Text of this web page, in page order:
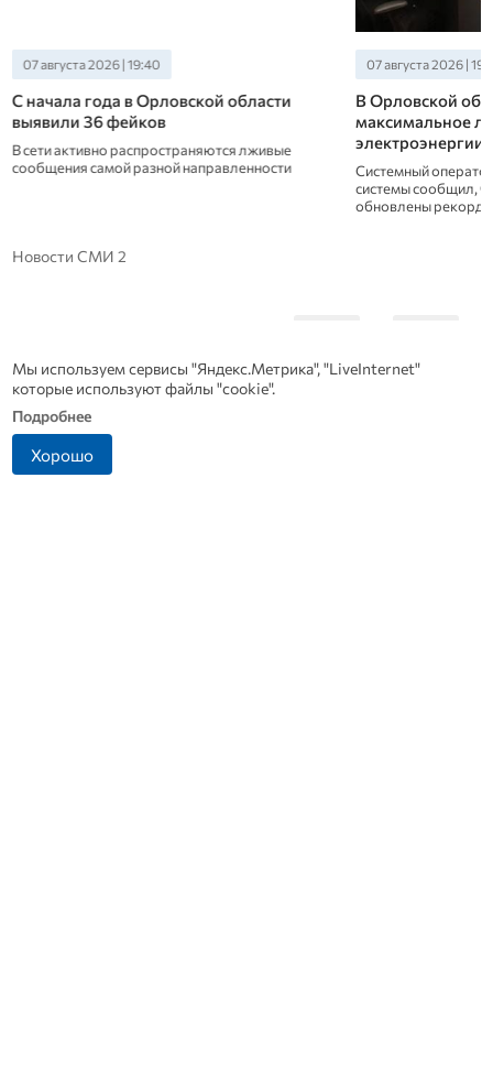
07 августа 2026 | 19:40
С начала года в Орловской области
выявили 36 фейков
В сети активно распространяются лживые
сообщения самой разной направленности
07 августа 2026 |
В Орловской
максимальное
электроэнергии
Системный
системы сообщил,
обновлены
Новости СМИ 2
Мы используем сервисы "Яндекс.Метрика", "LiveInternet"
которые используют файлы "cookie".
Подробнее
Хорошо